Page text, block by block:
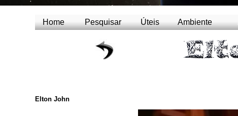
Home
Pesquisar Úteis Ambiente
Elton John